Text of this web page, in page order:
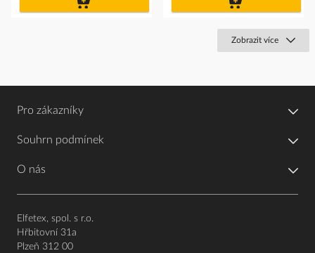
Zobrazit více
Pro zákazníky
Souhrn podmínek
O nás
Elfetex, spol. s r.o.
Hřbitovní 31a
Plzeň 312 00